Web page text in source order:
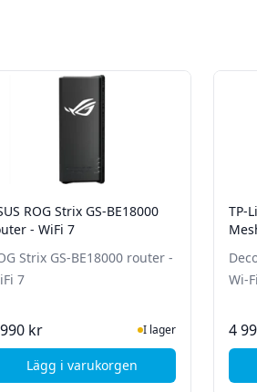
- WiFi 7
ROG Strix GS-BE18000
- WiFi 7
Strix GS-BE18000 router -
7
kr I lager
Lägg i varukorgen, ASUS ROG Strix GS-
TP-
Wi-
4